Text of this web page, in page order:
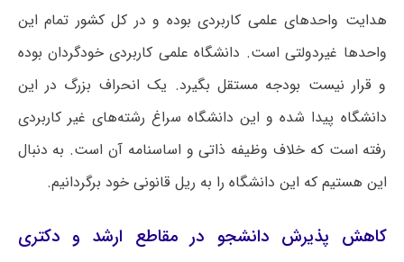
هدایت واحدهای علمی کاربردی بوده و در کل کشور تمام این
واحدها غیردولتی است. دانشگاه علمی کاربردی خودگردان بوده
و قرار نیست بودجه مستقل بگیرد. یک انحراف بزرگ در این
دانشگاه پیدا شده و این دانشگاه سراغ رشته‌های غیر کاربردی
رفته است که خلاف وظیفه ذاتی و اساسنامه آن است. به دنبال
این هستیم که این دانشگاه را به ریل قانونی خود برگردانیم.
کاهش پذیرش دانشجو در مقاطع ارشد و دکتری